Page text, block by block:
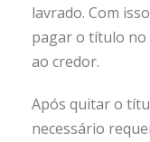
lavrado. Com
pagar o título no
ao credor.
Após quitar o
necessário